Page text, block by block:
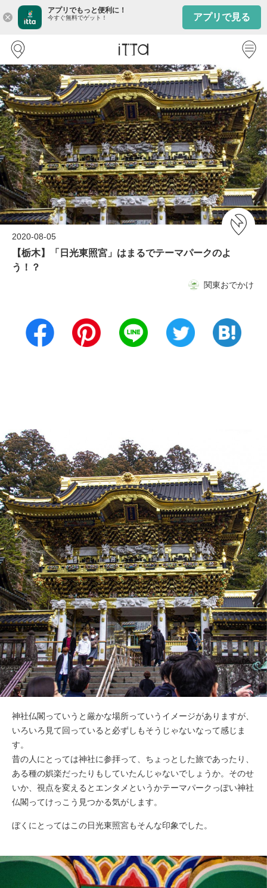
close
アプリでもっと便利に！
今すぐ無料でゲット！ アプリで見る
2020-08-05
【栃木】「日光東照宮」はまるでテーマパークのよ
う！？
関東おでかけ
神社仏閣っていうと厳かな場所っていうイメージがありますが、
いろいろ見て回っていると必ずしもそうじゃないなって感じま
す。
昔の人にとっては神社に参拝って、ちょっとした旅であったり、
ある種の娯楽だったりもしていたんじゃないでしょうか。そのせ
いか、視点を変えるとエンタメというかテーマパークっぽい神社
仏閣ってけっこう見つかる気がします。
ぼくにとってはこの日光東照宮もそんな印象でした。